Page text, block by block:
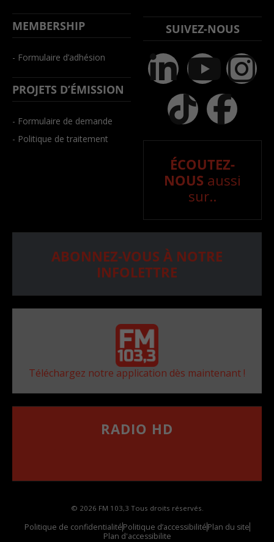
MEMBERSHIP
- Formulaire d’adhésion
PROJETS D’ÉMISSION
- Formulaire de demande
- Politique de traitement
SUIVEZ-NOUS
ÉCOUTEZ-
NOUS aussi
sur..
ABONNEZ-VOUS À NOTRE
INFOLETTRE
Téléchargez notre application dès maintenant !
RADIO HD
© 2026 FM 103,3 Tous droits réservés.
Politique de confidentialitéPolitique d’accessibilitéPlan du site
Plan d'accessibilite